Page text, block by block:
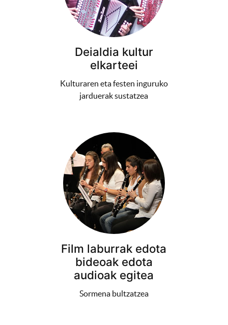
Deialdia kultur
elkarteei
Kulturaren eta festen inguruko
jarduerak sustatzea
Film laburrak edota
bideoak edota
audioak egitea
Sormena bultzatzea